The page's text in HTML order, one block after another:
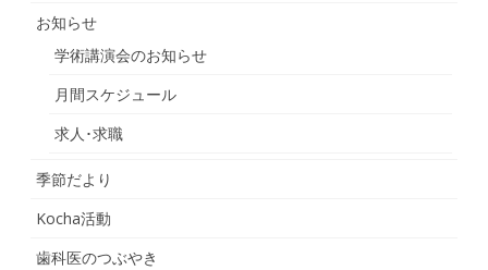
お知らせ
学術講演会のお知らせ
月間スケジュール
求人･求職
季節だより
Kocha活動
歯科医のつぶやき